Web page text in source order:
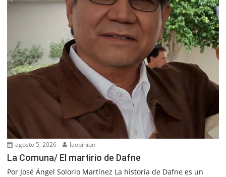
agosto 5, 2026 laopinion
La Comuna/ El martirio de Dafne
Por José Ángel Solorio Martínez La historia de Dafne es un